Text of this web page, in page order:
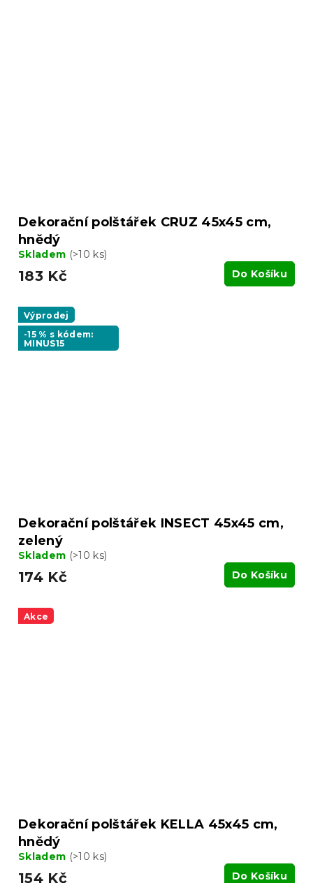
Dekorační polštářek CRUZ 45x45 cm,
hnědý
Skladem (>10 ks)
183 Kč Do Košíku
Výprodej
-15 % s kódem:
MINUS15
Dekorační polštářek INSECT 45x45 cm,
zelený
Skladem (>10 ks)
174 Kč Do Košíku
Akce
Dekorační polštářek KELLA 45x45 cm,
hnědý
Skladem (>10 ks)
154 Kč Do Košíku